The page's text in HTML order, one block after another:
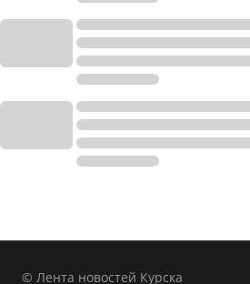
© Лента новостей Курска